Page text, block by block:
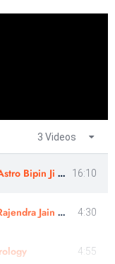
3 Videos
Sshree Astro Vastu Review Astro Bipin Ji Nakshatra Rahasyam In Hindi 16:10
Sshree Astro Vastu |Astro - Rajendra Jain Guru Ji | Politician Consultation - Review | 4:30
4:55